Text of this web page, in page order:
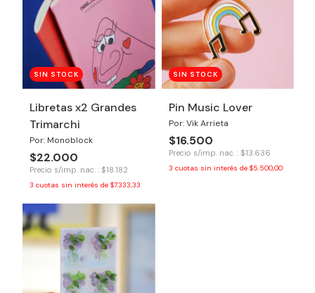
SIN STOCK
Libretas x2 Grandes
Trimarchi
Por: Monoblock
$22.000
Precio s/imp. nac. : $18.182
3 cuotas sin interés de $7.333,33
SIN STOCK
Pin Music Lover
Por: Vik Arrieta
$16.500
Precio s/imp. nac. : $13.636
3 cuotas sin interés de $5.500,00